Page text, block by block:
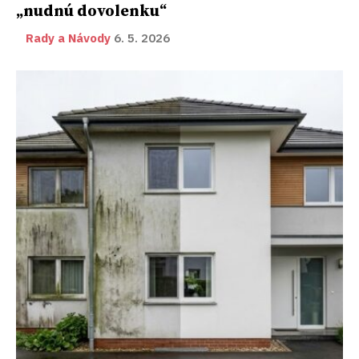
„nudnú dovolenku“
Rady a Návody 6. 5. 2026